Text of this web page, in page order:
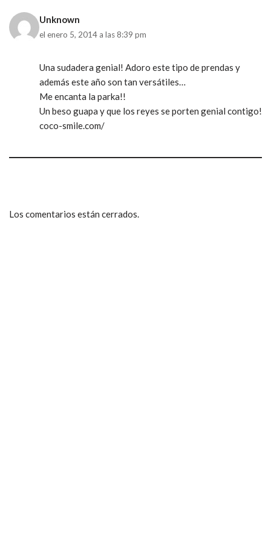
Unknown
el enero 5, 2014 a las 8:39 pm
Una sudadera genial! Adoro este tipo de prendas y
además este año son tan versátiles…
Me encanta la parka!!
Un beso guapa y que los reyes se porten genial contigo!
coco-smile.com/
Los comentarios están cerrados.